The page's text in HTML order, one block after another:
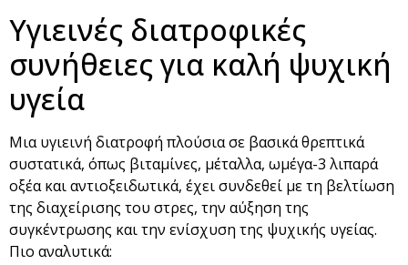
Υγιεινές διατροφικές
συνήθειες για καλή ψυχική
υγεία
Μια υγιεινή διατροφή πλούσια σε βασικά θρεπτικά
συστατικά, όπως βιταμίνες, μέταλλα, ωμέγα-3 λιπαρά
οξέα και αντιοξειδωτικά, έχει συνδεθεί με τη βελτίωση
της διαχείρισης του στρες, την αύξηση της
συγκέντρωσης και την ενίσχυση της ψυχικής υγείας.
Πιο αναλυτικά: